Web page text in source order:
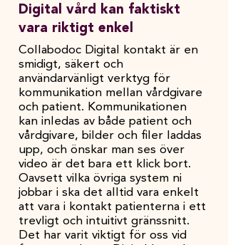
Digital vård kan faktiskt
vara riktigt enkel
Collabodoc Digital kontakt är en
smidigt, säkert och
användarvänligt verktyg för
kommunikation mellan vårdgivare
och patient. Kommunikationen
kan inledas av både patient och
vårdgivare, bilder och filer laddas
upp, och önskar man ses över
video är det bara ett klick bort.
Oavsett vilka övriga system ni
jobbar i ska det alltid vara enkelt
att vara i kontakt patienterna i ett
trevligt och intuitivt gränssnitt.
Det har varit viktigt för oss vid